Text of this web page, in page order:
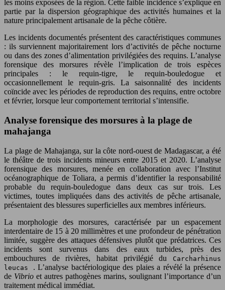
les moins exposées de la région. Cette faible incidence s’explique en
partie par la dispersion géographique des activités humaines et la
nature principalement artisanale de la pêche côtière.
Les incidents documentés présentent des caractéristiques communes
: ils surviennent majoritairement lors d’activités de pêche nocturne
ou dans des zones d’alimentation privilégiées des requins. L’analyse
forensique des morsures révèle l’implication de trois espèces
principales : le requin-tigre, le requin-bouledogue et
occasionnellement le requin-gris. La saisonnalité des incidents
coïncide avec les périodes de reproduction des requins, entre octobre
et février, lorsque leur comportement territorial s’intensifie.
Analyse forensique des morsures à la plage de
mahajanga
La plage de Mahajanga, sur la côte nord-ouest de Madagascar, a été
le théâtre de trois incidents mineurs entre 2015 et 2020. L’analyse
forensique des morsures, menée en collaboration avec l’Institut
océanographique de Toliara, a permis d’identifier la responsabilité
probable du requin-bouledogue dans deux cas sur trois. Les
victimes, toutes impliquées dans des activités de pêche artisanale,
présentaient des blessures superficielles aux membres inférieurs.
La morphologie des morsures, caractérisée par un espacement
interdentaire de 15 à 20 millimètres et une profondeur de pénétration
limitée, suggère des attaques défensives plutôt que prédatrices. Ces
incidents sont survenus dans des eaux turbides, près des
embouchures de rivières, habitat privilégié du
Carcharhinus
leucas . L’analyse bactériologique des plaies a révélé la présence
de Vibrio et autres pathogènes marins, soulignant l’importance d’un
traitement médical immédiat.